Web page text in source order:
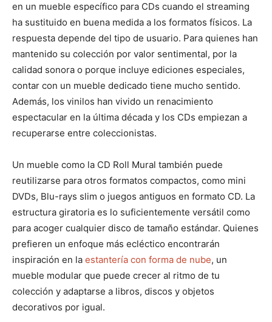
en un mueble específico para CDs cuando el streaming
ha sustituido en buena medida a los formatos físicos. La
respuesta depende del tipo de usuario. Para quienes han
mantenido su colección por valor sentimental, por la
calidad sonora o porque incluye ediciones especiales,
contar con un mueble dedicado tiene mucho sentido.
Además, los vinilos han vivido un renacimiento
espectacular en la última década y los CDs empiezan a
recuperarse entre coleccionistas.
Un mueble como la CD Roll Mural también puede
reutilizarse para otros formatos compactos, como mini
DVDs, Blu-rays slim o juegos antiguos en formato CD. La
estructura giratoria es lo suficientemente versátil como
para acoger cualquier disco de tamaño estándar. Quienes
prefieren un enfoque más ecléctico encontrarán
inspiración en la estantería con forma de nube, un
mueble modular que puede crecer al ritmo de tu
colección y adaptarse a libros, discos y objetos
decorativos por igual.